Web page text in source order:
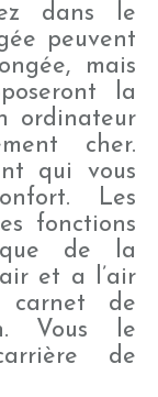
dans le
peuvent
mais
la
ordinateur
cher.
qui vous
Les
fonctions
de la
et a l’air
carnet de
Vous le
de